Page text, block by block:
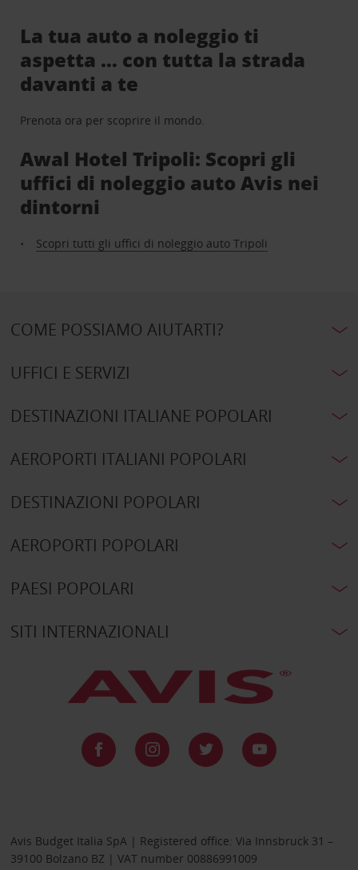
La tua auto a noleggio ti
aspetta … con tutta la strada
davanti a te
Prenota ora per scoprire il mondo.
Awal Hotel Tripoli: Scopri gli
uffici di noleggio auto Avis nei
dintorni
Scopri tutti gli uffici di noleggio auto Tripoli
COME POSSIAMO AIUTARTI?
UFFICI E SERVIZI
DESTINAZIONI ITALIANE POPOLARI
AEROPORTI ITALIANI POPOLARI
DESTINAZIONI POPOLARI
AEROPORTI POPOLARI
PAESI POPOLARI
SITI INTERNAZIONALI
Avis Budget Italia SpA | Registered office: Via Innsbruck 31 –
39100 Bolzano BZ | VAT number 00886991009